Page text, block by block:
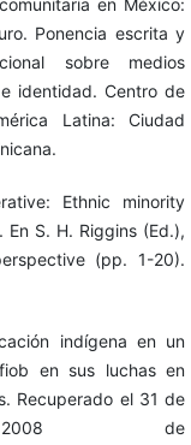
en México:
Ponencia escrita y
sobre medios
identidad. Centro de
Latina: Ciudad
Ethnic minority
S. H. Riggins (Ed.),
(pp. 1-20).
indígena en un
en sus luchas en
Recuperado el 31 de
de